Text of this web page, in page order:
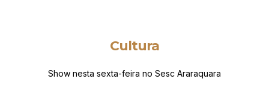
Cultura
Show nesta sexta-feira no Sesc Araraquara